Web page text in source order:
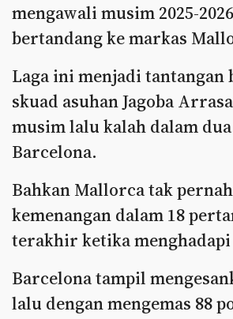
mengawali musim 2025-
bertandang ke markas
Laga ini menjadi tantangan
skuad asuhan Jagoba
musim lalu kalah dalam
Barcelona.
Bahkan Mallorca tak
kemenangan dalam 18
terakhir ketika menghadapi
Barcelona tampil
lalu dengan mengemas 88